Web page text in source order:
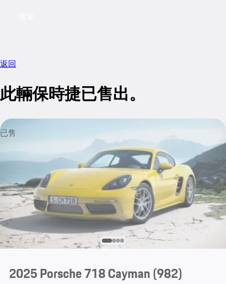
返回
此輛保時捷已售出。
已售
2025 Porsche 718 Cayman(982)